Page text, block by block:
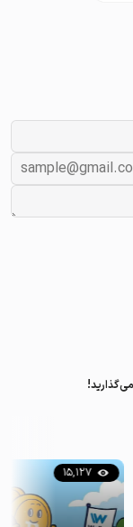
15,127